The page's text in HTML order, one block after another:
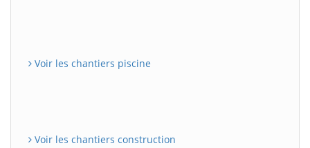
Voir les chantiers piscine
Voir les chantiers construction